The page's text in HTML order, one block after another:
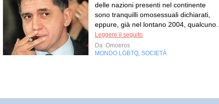
delle nazioni presenti nel continente
sono tranquilli omosessuali dichiarati,
eppure, già nel lontano 2004,
Leggere il seguito
Da Omoeros
MONDO LGBTQ SOCIETÀ